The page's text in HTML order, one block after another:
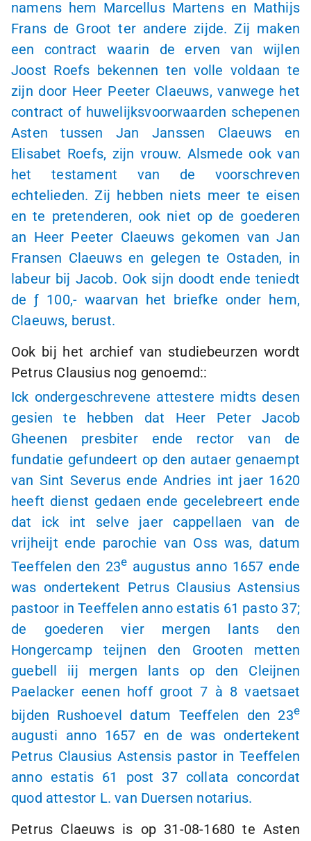
namens hem Marcellus Martens en Mathijs
Frans de Groot ter andere zijde. Zij maken
een contract waarin de erven van wijlen
Joost Roefs bekennen ten volle voldaan te
zijn door Heer Peeter Claeuws, vanwege het
contract of huwelijksvoorwaarden schepenen
Asten tussen Jan Janssen Claeuws en
Elisabet Roefs, zijn vrouw. Alsmede ook van
het testament van de voorschreven
echtelieden. Zij hebben niets meer te eisen
en te pretenderen, ook niet op de goederen
an Heer Peeter Claeuws gekomen van Jan
Fransen Claeuws en gelegen te Ostaden, in
labeur bij Jacob. Ook sijn doodt ende teniedt
deƒ 100,- waarvan het briefke onder hem,
Claeuws, berust.
Ook bij het archief van studiebeurzen wordt
Petrus Clausius nog genoemd::
Ick ondergeschrevene attestere midts desen
gesien te hebben dat Heer Peter Jacob
Gheenen presbiter ende rector van de
fundatie gefundeert op den autaer genaempt
van Sint Severus ende Andries int jaer 1620
heeft dienst gedaen ende gecelebreert ende
dat ick int selve jaer cappellaen van de
vrijheijt ende parochie van Oss was, datum
Teeffelen den 23e augustus anno 1657 ende
was ondertekent Petrus Clausius Astensius
pastoor in Teeffelen anno estatis 61 pasto 37;
de goederen vier mergen lants den
Hongercamp teijnen den Grooten metten
guebell iij mergen lants op den Cleijnen
Paelacker eenen hoff groot 7 à 8 vaetsaet
bijden Rushoevel datum Teeffelen den 23e
augusti anno 1657 en de was ondertekent
Petrus Clausius Astensis pastor in Teeffelen
anno estatis 61 post 37 collata concordat
quod attestor L. van Duersen notarius.
Petrus Claeuws is op 31-08-1680 te Asten